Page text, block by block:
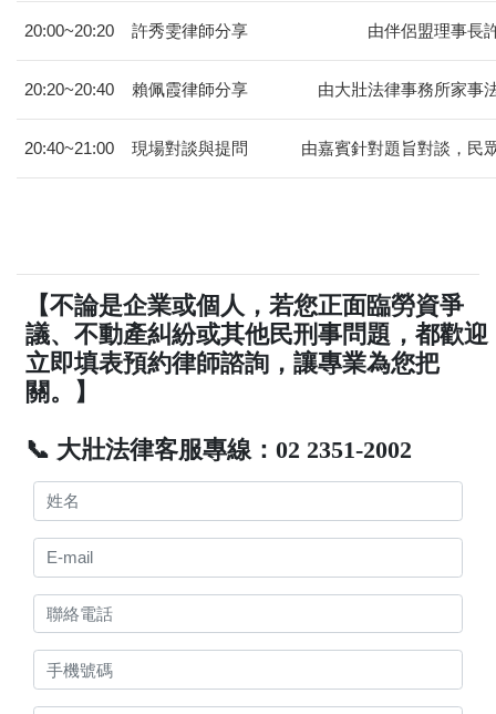
20:00~20:20 許秀雯律師分享 由伴侶盟理事長
20:20~20:40 賴佩霞律師分享 由大壯法律事務所家事
20:40~21:00 現場對談與提問 由嘉賓針對題旨對談，民
【不論是企業或個人，若您正面臨勞資爭
議、不動產糾紛或其他民刑事問題，都歡迎
立即填表預約律師諮詢，讓專業為您把
關。】
📞 大壯法律客服專線：02 2351-2002